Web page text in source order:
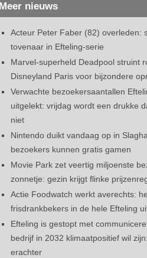
Meer nieuws
Acteur Peter Faber (82) overleden:
tovenaar in Efteling-serie
Marvel-superheld Deadpool struint
Disneyland Paris voor bijzondere
Verwachte bezoekersaantallen
uitgelekt: vrijdag wordt een drukke
niet
Nintendo duikt vandaag op in
bezoekers kunnen gratis gamen
Movie Park zet veertig miljoenste
zonnetje: gezin krijgt flinke
Actie Foodwatch werkt averechts:
frisdrankbekers in de hele Efteling
Efteling is gestopt met
bedrijf in 2032 klimaatpositief wil
erachter